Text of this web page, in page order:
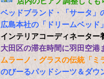
ベッドブランド・「サータ」
広島本社の「ドリームベッド
インテリアコーディネータ
大田区の滞在時間に羽田空港
ムラーノ・グラスの伝統「ミ
のびーるパッドシーツ＆ダウ